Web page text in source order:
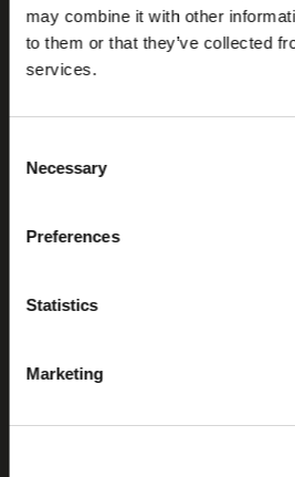
may combine it with other
to them or that they’ve collected
services.
Selection
Necessary
Preferences
Statistics
Marketing
Häufig
(FAQ)